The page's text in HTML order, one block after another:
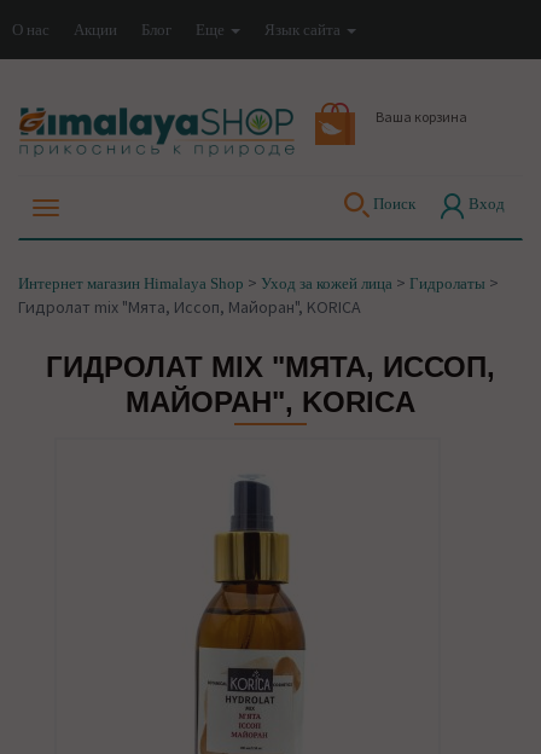
О нас Акции Блог Еще Язык сайта
Ваша корзина
Поиск Вход
Интернет магазин Himalaya Shop > Уход за кожей лица > Гидролаты >
Гидролат mix "Мята, Иссоп, Майоран", KORICA
ГИДРОЛАТ MIX "МЯТА, ИССОП,
МАЙОРАН", KORICA